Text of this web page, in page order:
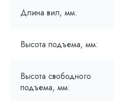
Длина вил, мм:
Высота подъема, мм:
Высота свободного
подъема, мм: